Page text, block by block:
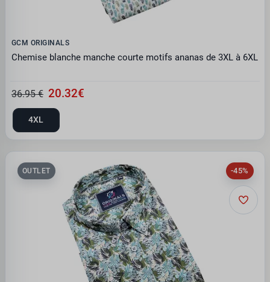
GCM ORIGINALS
Chemise blanche manche courte motifs ananas de 3XL à 6XL
36.95 € 20.32€
4XL
-45%
OUTLET